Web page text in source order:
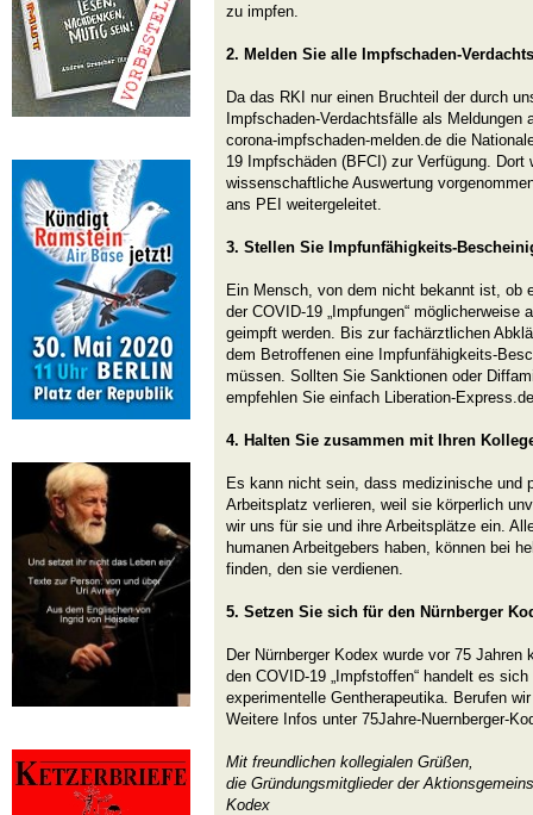
zu impfen.
2. Melden Sie alle Impfschaden-
Da das RKI nur einen Bruchteil der durch
Impfschaden-Verdachtsfälle als Meldungen
corona-impfschaden-melden.de die
19 Impfschäden (BFCI) zur Verfügung. Dort
wissenschaftliche Auswertung
ans PEI weitergeleitet.
3. Stellen Sie Impfunfähigkeits-
Ein Mensch, von dem nicht bekannt ist, ob
der COVID-19 „Impfungen“ möglicherweise
geimpft werden. Bis zur fachärztlichen
dem Betroffenen eine Impfunfähigkeits-
müssen. Sollten Sie Sanktionen oder
empfehlen Sie einfach Liberation-Express.de
4. Halten Sie zusammen mit Ihren
Es kann nicht sein, dass medizinische und
Arbeitsplatz verlieren, weil sie körperlich
wir uns für sie und ihre Arbeitsplätze ein.
humanen Arbeitgebers haben, können bei
finden, den sie verdienen.
5. Setzen Sie sich für den Nürnberger
Der Nürnberger Kodex wurde vor 75
den COVID-19 „Impfstoffen“ handelt es
experimentelle Gentherapeutika. Berufen
Weitere Infos unter 75Jahre-Nuernberger-
Mit freundlichen kollegialen Grüßen,
die Gründungsmitglieder der
Kodex